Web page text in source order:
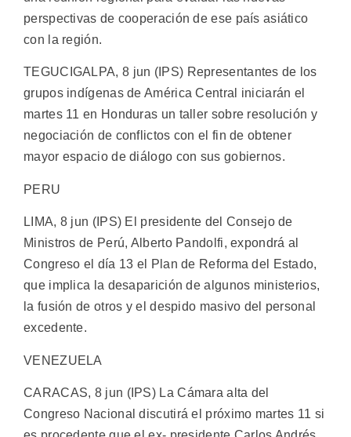
perspectivas de cooperación de ese país asiático
con la región.
TEGUCIGALPA, 8 jun (IPS) Representantes de los
grupos indígenas de América Central iniciarán el
martes 11 en Honduras un taller sobre resolución y
negociación de conflictos con el fin de obtener
mayor espacio de diálogo con sus gobiernos.
PERU
LIMA, 8 jun (IPS) El presidente del Consejo de
Ministros de Perú, Alberto Pandolfi, expondrá al
Congreso el día 13 el Plan de Reforma del Estado,
que implica la desaparición de algunos ministerios,
la fusión de otros y el despido masivo del personal
excedente.
VENEZUELA
CARACAS, 8 jun (IPS) La Cámara alta del
Congreso Nacional discutirá el próximo martes 11 si